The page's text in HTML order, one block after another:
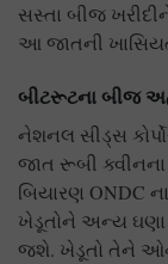
સસ્તા બીજ
આ જાતની
બીટરૂટના બીજ
નેશનલ સીડ્સ
જાત રૂબી
બિયારણ ONDC
ખેડૂતોને અન્ય ઘણા
જશે. ખેડૂતો તેને